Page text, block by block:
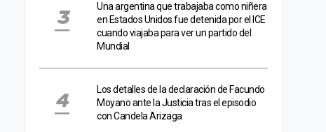
Una argentina que trabajaba como niñera
en Estados Unidos fue detenida por el ICE
cuando viajaba para ver un partido del
Mundial
Los detalles de la declaración de Facundo
Moyano ante la Justicia tras el episodio
con Candela Arizaga